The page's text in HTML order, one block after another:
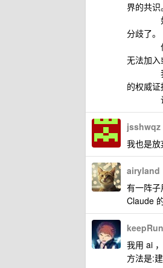
界的共识。
如果您
分歧了。
作为一
无法加入
我尊重
的权威证
让我们
jsshwqz
我也是
airyland
有一阵子
Claude
keepRun
我用 ai
方法是: